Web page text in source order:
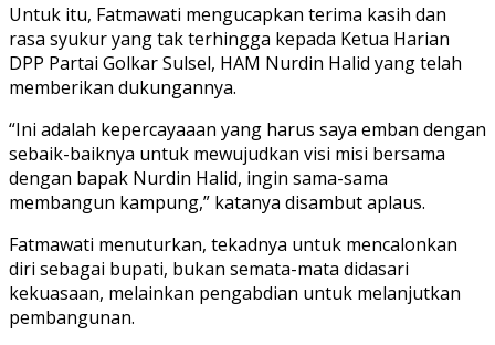
Untuk itu, Fatmawati mengucapkan terima kasih dan
rasa syukur yang tak terhingga kepada Ketua Harian
DPP Partai Golkar Sulsel, HAM Nurdin Halid yang telah
memberikan dukungannya.
“Ini adalah kepercayaaan yang harus saya emban dengan
sebaik-baiknya untuk mewujudkan visi misi bersama
dengan bapak Nurdin Halid, ingin sama-sama
membangun kampung,” katanya disambut aplaus.
Fatmawati menuturkan, tekadnya untuk mencalonkan
diri sebagai bupati, bukan semata-mata didasari
kekuasaan, melainkan pengabdian untuk melanjutkan
pembangunan.